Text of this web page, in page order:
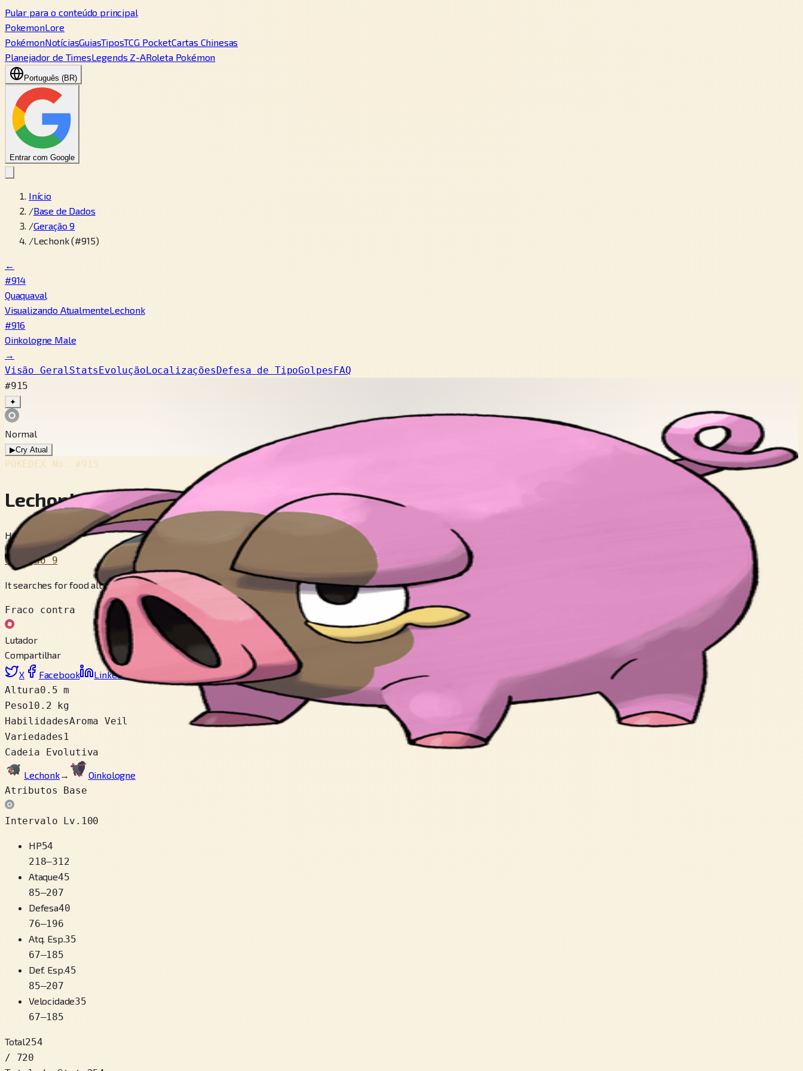
Pular para o conteúdo principal
PokemonLore
PokémonNotíciasGuiasTiposTCG PocketCartas Chinesas
Planejador de TimesLegends Z-ARoleta Pokémon
Português (BR)
Entrar com Google
Início
/Base de Dados
/Geração 9
/Lechonk (#915)
←
#914
Quaquaval
Visualizando AtualmenteLechonk
#916
Oinkologne Male
→
Visão GeralStatsEvoluçãoLocalizaçõesDefesa de TipoGolpesFAQ
#915
✦
Normal
▶Cry Atual
POKÉDEX No. #915
Lechonk
Hog Pokémon
Geração 9
It searches for food all day. It possesses a keen sense of smell but doesn’t use it for anything other than foraging.
Fraco contra
Lutador
Compartilhar
X
Facebook LinkedIn Copiar link
Altura0.5 m
Peso10.2 kg
HabilidadesAroma Veil
Variedades 1
Cadeia Evolutiva
Lechonk→
Oinkologne
Atributos Base
Intervalo Lv.100
HP54
218–312
Ataque45
85–207
Defesa40
76–196
Atq. Esp.35
67–185
Def. Esp.45
85–207
Velocidade35
67–185
Total254
/ 720